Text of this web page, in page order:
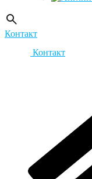
Контакт
Контакт